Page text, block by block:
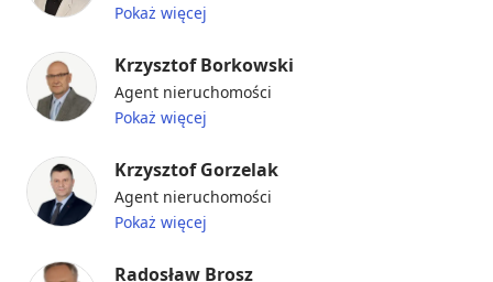
Pokaż więcej
Krzysztof Borkowski
Agent nieruchomości
Pokaż więcej
Krzysztof Gorzelak
Agent nieruchomości
Pokaż więcej
Radosław Brosz